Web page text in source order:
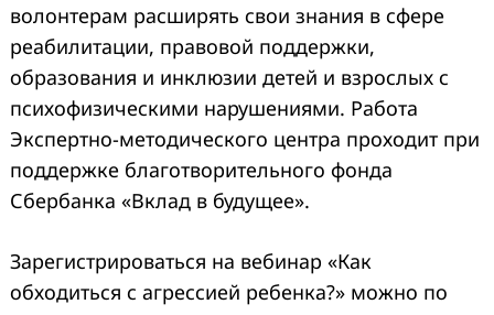
волонтерам расширять свои знания в сфере
реабилитации, правовой поддержки,
образования и инклюзии детей и взрослых с
психофизическими нарушениями. Работа
Экспертно-методического центра проходит при
поддержке благотворительного фонда
Сбербанка «Вклад в будущее».
Зарегистрироваться на вебинар «Как
обходиться с агрессией ребенка?» можно по